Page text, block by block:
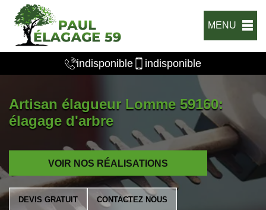
MENU
indisponible indisponible
Artisan élagueur Lomme 59160:
élagage d'arbre
VOIR NOS RÉALISATIONS
DEVIS GRATUIT CONTACTEZ NOUS